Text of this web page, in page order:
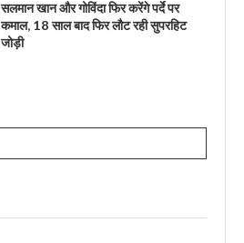
सलमान खान और गोविंदा फिर करेंगे पर्दे पर
कमाल, 18 साल बाद फिर लौट रही सुपरहिट
जोड़ी